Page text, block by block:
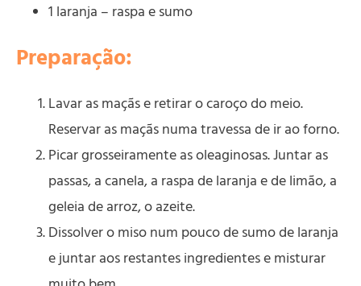
1 laranja – raspa e sumo
Preparação:
Lavar as maçãs e retirar o caroço do meio.
Reservar as maçãs numa travessa de ir ao forno.
Picar grosseiramente as oleaginosas. Juntar as
passas, a canela, a raspa de laranja e de limão, a
geleia de arroz, o azeite.
Dissolver o miso num pouco de sumo de laranja
e juntar aos restantes ingredientes e misturar